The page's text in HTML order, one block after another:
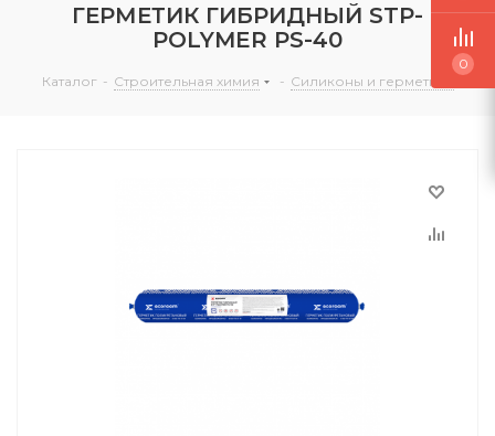
ГЕРМЕТИК ГИБРИДНЫЙ STP-
POLYMER PS-40
Каталог - Строительная химия - Силиконы и герметики
0